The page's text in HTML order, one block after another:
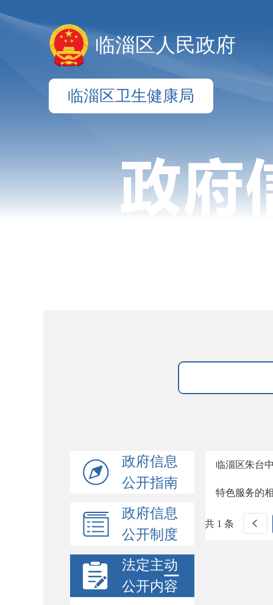
临淄区人民政府
临淄区卫生健康局
政府信息
公开指南
政府信息
公开制度
法定主动
公开内容
临淄区朱台
特色服务的
共 1 条